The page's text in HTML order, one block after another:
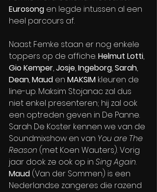
Eurosong en legde intussen al een
heel parcours af.
Naast Femke staan er nog enkele
toppers op de affiche. Helmut Lotti,
Gio Kemper, Josje, Ingeborg, Sarah,
Dean, Maud en MAKSIM kleuren de
line-up. Maksim Stojanac zal dus
niet enkel presenteren; hij zal ook
een optreden geven in De Panne.
Sarah De Koster kennen we van de
Soundmixshow en van You are The
Reason (met Koen Wauters). Vorig
jaar dook ze ook op in Sing Again.
Maud (Van der Sommen) is een
Nederlandse zangeres die razend